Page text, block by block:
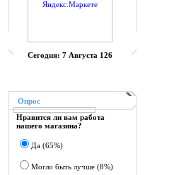
Сегодня: 7 Августа 126
Опрос
Нравится ли вам работа
нашего магазина?
Да (65%)
Могло быть лучше (8%)